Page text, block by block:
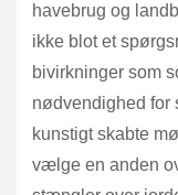
havebrug og
ikke blot et
bivirkninger som
nødvendighed for
kunstigt skabte
vælge en anden